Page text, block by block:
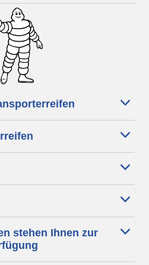
stehen Ihnen zur